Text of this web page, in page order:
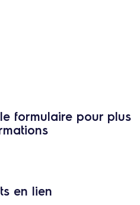
formulaire pour plus
en lien